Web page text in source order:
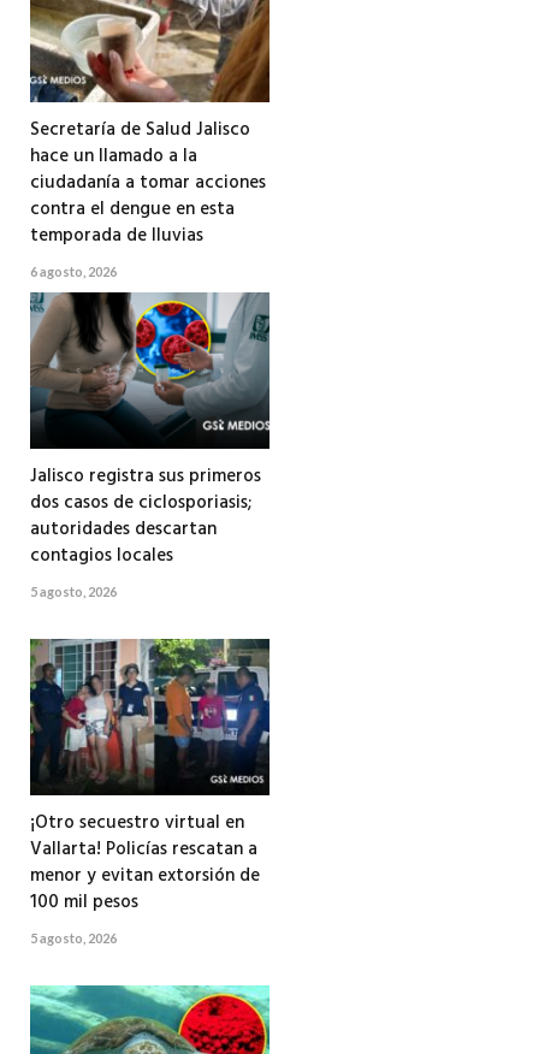
Secretaría de Salud Jalisco
hace un llamado a la
ciudadanía a tomar acciones
contra el dengue en esta
temporada de lluvias
6 agosto, 2026
Jalisco registra sus primeros
dos casos de ciclosporiasis;
autoridades descartan
contagios locales
5 agosto, 2026
¡Otro secuestro virtual en
Vallarta! Policías rescatan a
menor y evitan extorsión de
100 mil pesos
5 agosto, 2026